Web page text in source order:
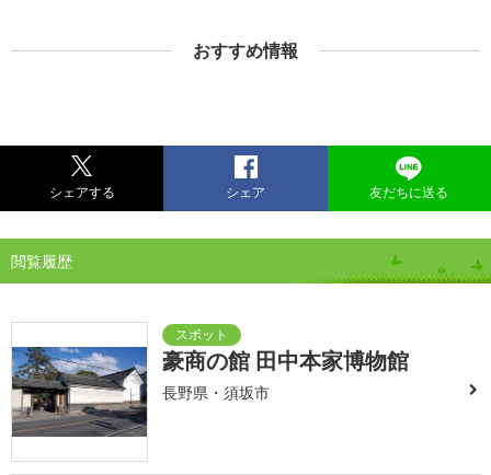
おすすめ情報
シェアする シェア 友だちに送る
閲覧履歴
豪商の館 田中本家博物館
長野県・須坂市